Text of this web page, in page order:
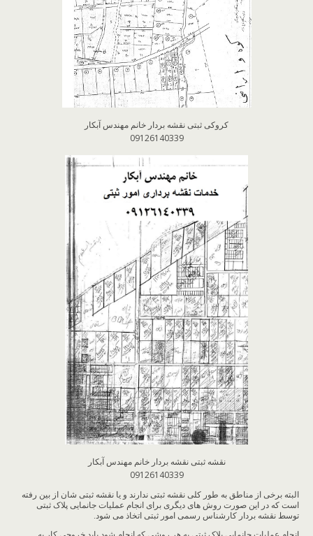
کروکی ثبتی نقشه بردار خانم مهندس آبکار
09126140339
نقشه ثبتی نقشه بردار خانم مهندس آبکار
09126140339
البته برخی از مناطق به طور کلی نقشه ثبتی ندارند و یا نقشه ثبتی شان از بین رفته
است که در این صورت روش های دیگری برای انجام عملیات جانمایی پلاک ثبتی
توسط نقشه بردار کارشناس رسمی امور ثبتی اتخاذ می شود.